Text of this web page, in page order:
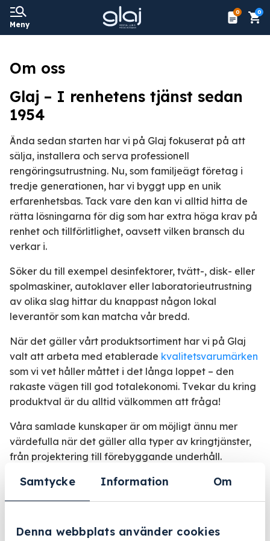
Samtycke Information Om
Denna webbplats använder cookies
Meny
0 0
Om oss
Glaj – I renhetens tjänst sedan
1954
Ända sedan starten har vi på Glaj fokuserat på att
sälja, installera och serva professionell
rengöringsutrustning. Nu, som familjeägt företag i
tredje generationen, har vi byggt upp en unik
erfarenhetsbas. Tack vare den kan vi alltid hitta de
rätta lösningarna för dig som har extra höga krav på
renhet och tillförlitlighet, oavsett vilken bransch du
verkar i.
Söker du till exempel desinfektorer, tvätt-, disk- eller
spolmaskiner, autoklaver eller laboratorieutrustning
av olika slag hittar du knappast någon lokal
leverantör som kan matcha vår bredd.
När det gäller vårt produktsortiment har vi på Glaj
valt att arbeta med etablerade kvalitetsvarumärken
som vi vet håller måttet i det långa loppet – den
rakaste vägen till god totalekonomi. Tvekar du kring
produktval är du alltid välkommen att fråga!
Våra samlade kunskaper är om möjligt ännu mer
värdefulla när det gäller alla typer av kringtjänster,
från projektering till förebyggande underhåll.
Samarbetspartners
samarbetspartners inom el, bygg, VVS och ventilation